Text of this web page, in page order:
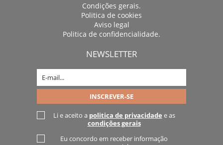
Condições gerais.
Politica de cookies
Aviso legal
Politica de confidencialidade.
NEWSLETTER
Li e aceito a politica de privacidade e as
condições gerais
Eu concordo em receber informação